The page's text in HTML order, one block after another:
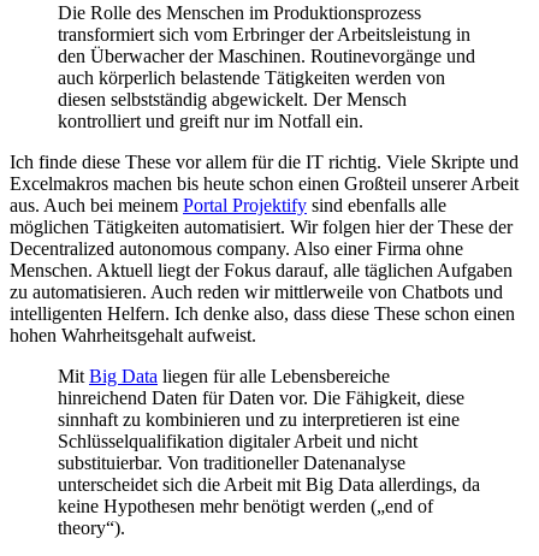
Die Rolle des Menschen im Produktionsprozess
transformiert sich vom Erbringer der Arbeitsleistung in
den Überwacher der Maschinen. Routinevorgänge und
auch körperlich belastende Tätigkeiten werden von
diesen selbstständig abgewickelt. Der Mensch
kontrolliert und greift nur im Notfall ein.
Ich finde diese These vor allem für die IT richtig. Viele Skripte und
Excelmakros machen bis heute schon einen Großteil unserer Arbeit
aus. Auch bei meinem Portal Projektify sind ebenfalls alle
möglichen Tätigkeiten automatisiert. Wir folgen hier der These der
Decentralized autonomous company. Also einer Firma ohne
Menschen. Aktuell liegt der Fokus darauf, alle täglichen Aufgaben
zu automatisieren. Auch reden wir mittlerweile von Chatbots und
intelligenten Helfern. Ich denke also, dass diese These schon einen
hohen Wahrheitsgehalt aufweist.
Mit Big Data liegen für alle Lebensbereiche
hinreichend Daten für Daten vor. Die Fähigkeit, diese
sinnhaft zu kombinieren und zu interpretieren ist eine
Schlüsselqualifikation digitaler Arbeit und nicht
substituierbar. Von traditioneller Datenanalyse
unterscheidet sich die Arbeit mit Big Data allerdings, da
keine Hypothesen mehr benötigt werden („end of
theory“).